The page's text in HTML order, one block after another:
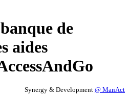
de
aides
Synergy & Development @ ManAct